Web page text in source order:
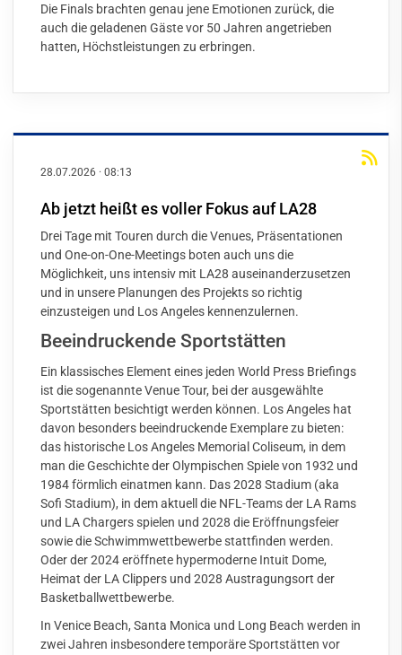
Die Finals brachten genau jene Emotionen zurück, die
auch die geladenen Gäste vor 50 Jahren angetrieben
hatten, Höchstleistungen zu erbringen.
28.07.2026 · 08:13
Ab jetzt heißt es voller Fokus auf LA28
Drei Tage mit Touren durch die Venues, Präsentationen
und One-on-One-Meetings boten auch uns die
Möglichkeit, uns intensiv mit LA28 auseinanderzusetzen
und in unsere Planungen des Projekts so richtig
einzusteigen und Los Angeles kennenzulernen.
Beeindruckende Sportstätten
Ein klassisches Element eines jeden World Press Briefings
ist die sogenannte Venue Tour, bei der ausgewählte
Sportstätten besichtigt werden können. Los Angeles hat
davon besonders beeindruckende Exemplare zu bieten:
das historische Los Angeles Memorial Coliseum, in dem
man die Geschichte der Olympischen Spiele von 1932 und
1984 förmlich einatmen kann. Das 2028 Stadium (aka
Sofi Stadium), in dem aktuell die NFL-Teams der LA Rams
und LA Chargers spielen und 2028 die Eröffnungsfeier
sowie die Schwimmwettbewerbe stattfinden werden.
Oder der 2024 eröffnete hypermoderne Intuit Dome,
Heimat der LA Clippers und 2028 Austragungsort der
Basketballwettbewerbe.
In Venice Beach, Santa Monica und Long Beach werden in
zwei Jahren insbesondere temporäre Sportstätten vor